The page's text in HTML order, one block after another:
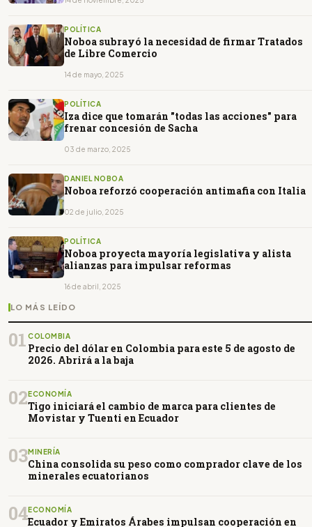
POLÍTICA
Noboa subrayó la necesidad de firmar Tratados
de Libre Comercio
14 de mayo, 2025
POLÍTICA
Iza dice que tomarán "todas las acciones" para
frenar concesión de Sacha
03 de marzo, 2025
DANIEL NOBOA
Noboa reforzó cooperación antimafia con Italia
02 de julio, 2025
POLÍTICA
Noboa proyecta mayoría legislativa y alista
alianzas para impulsar reformas
16 de abril, 2025
LO MÁS LEÍDO
01 COLOMBIA
Precio del dólar en Colombia para este 5 de agosto de
2026. Abrirá a la baja
02ECONOMÍA
Tigo iniciará el cambio de marca para clientes de
Movistar y Tuenti en Ecuador
03MINERÍA
China consolida su peso como comprador clave de los
minerales ecuatorianos
04ECONOMÍA
Ecuador y Emiratos Árabes impulsan cooperación en